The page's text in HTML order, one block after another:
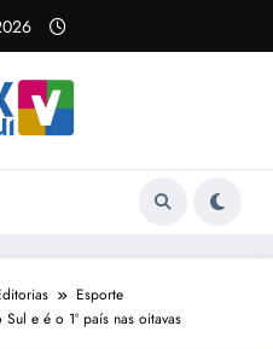
Esporte
e é o 1º país nas oitavas